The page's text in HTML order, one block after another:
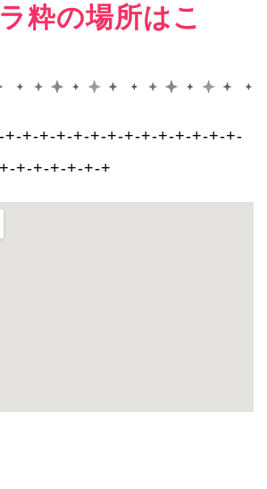
粋の場所はこ
+-+-+-+-+-+-+-+-+-+-+-+-+-
+-+-+-+-+-+